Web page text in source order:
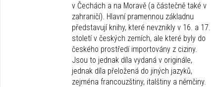
v Čechách a na Moravě (a částečně také v
zahraničí). Hlavní pramennou základnu
představují knihy, které nevznikly v 16. a 17.
století v českých zemích, ale které byly do
českého prostředí importovány z ciziny.
Jsou to jednak díla vydaná v originále,
jednak díla přeložená do jiných jazyků,
zejména francouzštiny, italštiny a němčiny.